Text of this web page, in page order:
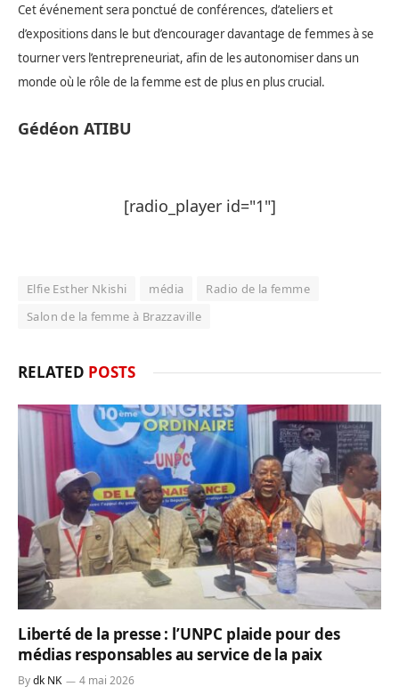
Cet événement sera ponctué de conférences, d’ateliers et
d’expositions dans le but d’encourager davantage de femmes à se
tourner vers l’entrepreneuriat, afin de les autonomiser dans un
monde où le rôle de la femme est de plus en plus crucial.
Gédéon ATIBU
[radio_player id="1"]
Elfie Esther Nkishi média
Radio de la femme
Salon de la femme à Brazzaville
RELATED POSTS
Liberté de la presse : l’UNPC plaide pour des
médias responsables au service de la paix
Bydk NK 4 mai 2026